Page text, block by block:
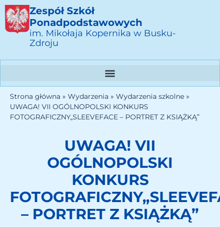
Zespół Szkół
Ponadpodstawowych
im. Mikołaja Kopernika w Busku-
Zdroju
Strona główna » Wydarzenia » Wydarzenia szkolne »
UWAGA! VII OGÓLNOPOLSKI KONKURS
FOTOGRAFICZNY„SLEEVEFACE – PORTRET Z KSIĄŻKĄ”
UWAGA! VII
OGÓLNOPOLSKI
KONKURS
– PORTRET Z KSIĄŻKĄ”